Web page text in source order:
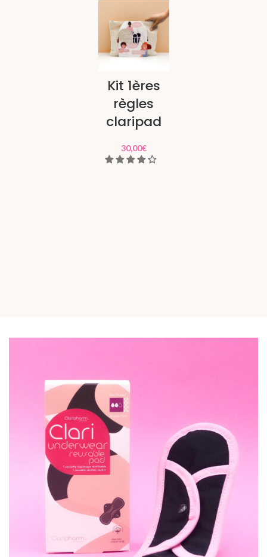
Kit 1ères
règles
claripad
30,00€